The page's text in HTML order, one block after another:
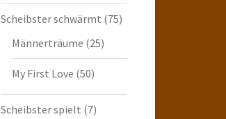
Scheibster schwärmt (75)
Männerträume (25)
My First Love (50)
Scheibster spielt (7)